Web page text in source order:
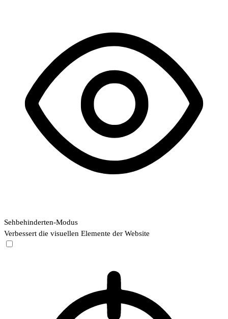
Sehbehinderten-Modus
Verbessert die visuellen Elemente der Website